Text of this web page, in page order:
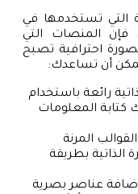
التي تستخدمها في
فإن المنصات التي
احترافية تصبح
أن تساعدك:
رائعة باستخدام
كتابة المعلومات
المرنة
الذاتية بطريقة
عناصر بصرية